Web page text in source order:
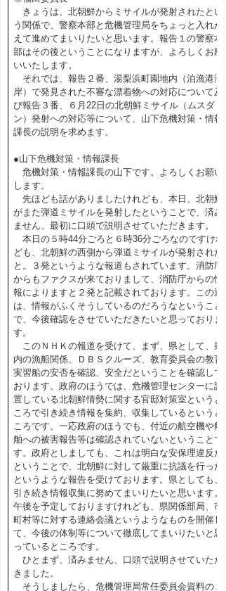
きょうは、北朝鮮からミサイルが発射されたとい
う関係で、警察本部と危機管理局をちょっと入れか
えて進めてまいりたいと思います。報告１の警察本
部はその後ということになりますが、よろしくお願
いいたします。
それでは、報告２番、湯梨浜町園地内（泊漁港海
岸）で発見された不審な漂着物への対応について及
び報告３番、６月22日の北朝鮮ミサイル（ムスダ
ン）発射への対応等について、山下危機対策・情報
課長の説明を求めます。
●山下危機対策・情報課長
危機対策・情報課長の山下です。よろしくお願い
します。
先ほども話がありましたけれども、本日、北朝鮮
がまた弾道ミサイルを発射したということで、済み
ません、最初に口頭で説明させていただきます。
本日の５時44分ごろと６時36分ごろなのですけれ
ども、北朝鮮の西側から弾道ミサイルが発射された
と。３発というような報道もされています。消防庁
からもファクスが来ておりまして、消防庁からの情
報によりますと２発と記載されております。この辺
は、情報がふくそうしているのだろうなということ
で、今後確認をさせていただきたいと思っておりま
す。
このＮＨＫの報道を受けて、まず、県として、県
内の漁船関係、ＤＢＳクルーズ、教育委員会の教育
実習船の安否を確認、安全だということを確認して
おります。政府のほうでは、危機管理センターに設
置している北朝鮮情勢に関する官邸対策室というと
ころで引き続き情報を集約、収集しているというと
ころです。一応政府のほうでも、付近の航空機や船
舶への被害報告等は確認されていないということで
す。政府としましても、これは明白な安保理違反だ
ということで、北朝鮮に対して厳重に抗議を行った
というような報告を受けております。県としても、
引き続き情報収集に努めてまいりたいと思います。
午後を予定しておりますけれども、県関係部局、市
町村等に対する連絡会議というようなものを開催し
て、今後の体制等について徹底してまいりたいと思
っているところです。
ひとまず、済みません、口頭で説明させていただ
きました。
そうしましたら、危機管理局常任委員会資料の１